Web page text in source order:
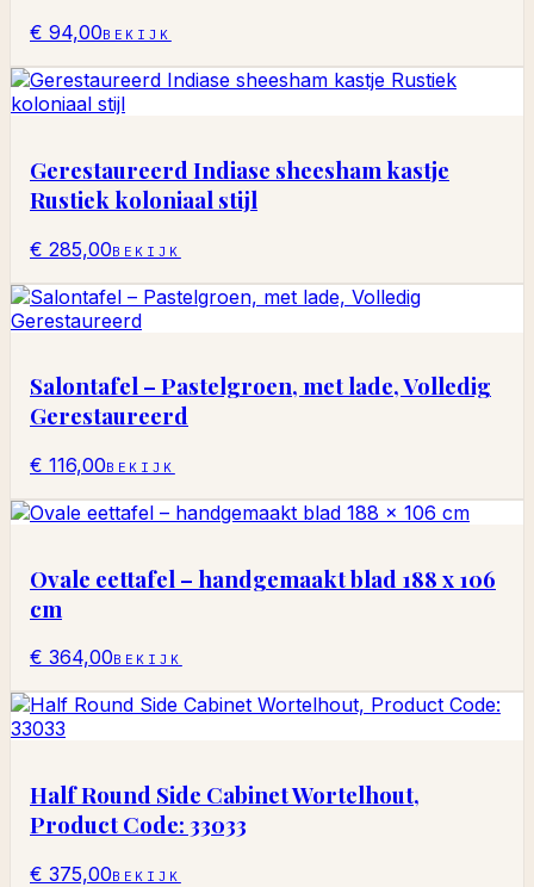
€ 94,00BEKIJK
Gerestaureerd Indiase sheesham kastje
Rustiek koloniaal stijl
€ 285,00BEKIJK
Salontafel – Pastelgroen, met lade, Volledig
Gerestaureerd
€ 116,00BEKIJK
Ovale eettafel – handgemaakt blad 188 x 106
cm
€ 364,00BEKIJK
Half Round Side Cabinet Wortelhout,
Product Code: 33033
€ 375,00BEKIJK